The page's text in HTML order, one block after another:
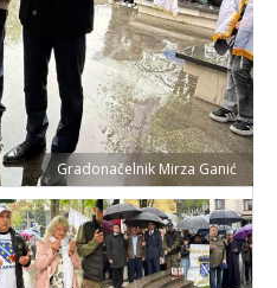
Gradonačelnik Mirza Ganić